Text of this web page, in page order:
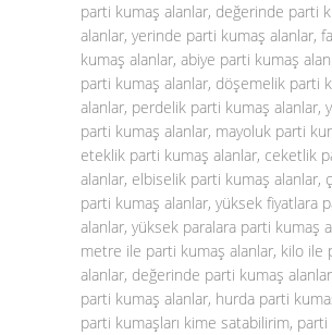
parti kumaş alanlar, değerinde parti
alanlar, yerinde parti kumaş alanlar,
kumaş alanlar, abiye parti kumaş
parti kumaş alanlar, döşemelik parti
alanlar, perdelik parti kumaş alanlar,
parti kumaş alanlar, mayoluk parti
eteklik parti kumaş alanlar, ceketlik
alanlar, elbiselik parti kumaş alanlar,
parti kumaş alanlar, yüksek fiyatlara
alanlar, yüksek paralara parti kumaş
metre ile parti kumaş alanlar, kilo ile
alanlar, değerinde parti kumaş
parti kumaş alanlar, hurda parti
parti kumaşları kime satabilirim, parti